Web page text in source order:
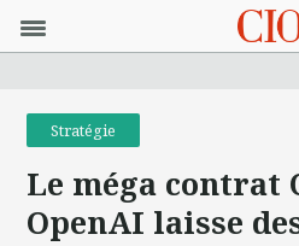
Stratégie
Le méga contrat
OpenAI laisse